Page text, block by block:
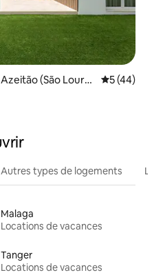
(São Loure
Note
5 (44)
Autres types de logements
Malaga
Locations de vacances
Tanger
Locations de vacances